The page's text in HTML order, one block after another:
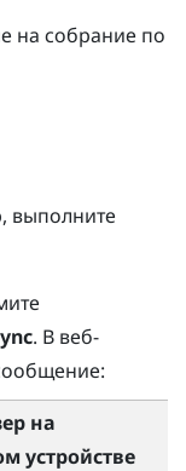
на собрание по
выполните
. В веб-
на
устройстве